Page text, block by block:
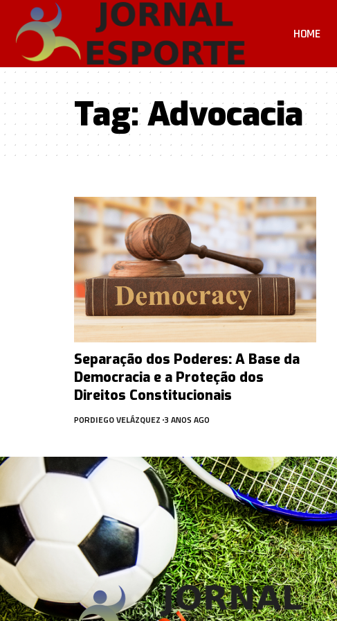
HOME
Tag:Advocacia
Separação dos Poderes: A Base da
Democracia e a Proteção dos
Direitos Constitucionais
PORDIEGO VELÁZQUEZ 3 ANOS AGO